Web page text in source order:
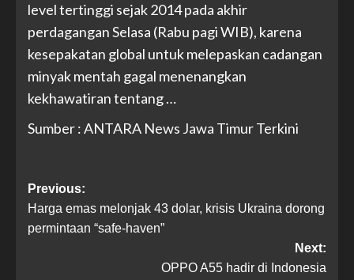
level tertinggi sejak 2014 pada akhir
perdagangan Selasa (Rabu pagi WIB), karena
kesepakatan global untuk melepaskan cadangan
minyak mentah gagal menenangkan
kekhawatiran tentang …
Sumber : ANTARA News Jawa Timur Terkini
Previous:
Harga emas melonjak 43 dolar, krisis Ukraina dorong
permintaan “safe-haven”
Next:
OPPO A55 hadir di Indonesia